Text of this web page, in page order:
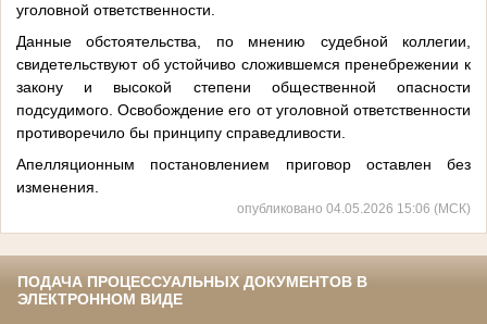
уголовной ответственности.
Данные обстоятельства, по мнению судебной коллегии,
свидетельствуют об устойчиво сложившемся пренебрежении к
закону и высокой степени общественной опасности
подсудимого. Освобождение его от уголовной ответственности
противоречило бы принципу справедливости.
Апелляционным постановлением приговор оставлен без
изменения.
опубликовано 04.05.2026 15:06 (МСК)
ПОДАЧА ПРОЦЕССУАЛЬНЫХ ДОКУМЕНТОВ В
ЭЛЕКТРОННОМ ВИДЕ